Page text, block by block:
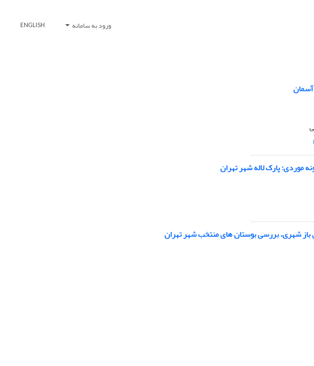
ورود به سامانه ENGLISH
موردی: پارک لاله شهر تهران
شهری، بررسی بوستان های منتخب شهر تهران